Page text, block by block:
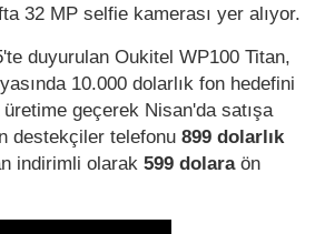
32 MP selfie kamerası yer alıyor.
duyurulan Oukitel WP100 Titan,
10.000 dolarlık fon hedefini
üretime geçerek Nisan'da satışa
destekçiler telefonu 899 dolarlık
indirimli olarak 599 dolaraön